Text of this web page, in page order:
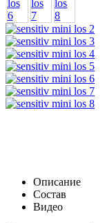
Описание
Состав
Видео